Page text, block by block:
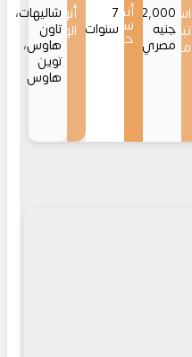
اسعار
تبدأ
من
16,892,000
جنيه
مصري
أنظمة
سداد
حتى
7
سنوات
أنواع
الوحدات
شاليهات،
تاون
هاوس،
توين
هاوس